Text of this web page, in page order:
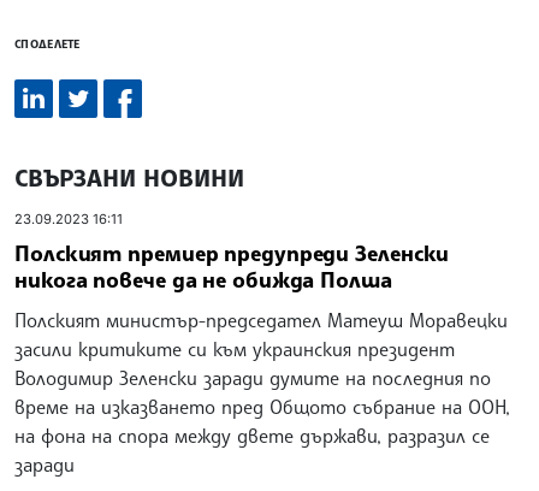
СПОДЕЛЕТЕ
СВЪРЗАНИ НОВИНИ
23.09.2023 16:11
Полският премиер предупреди Зеленски
никога повече да не обижда Полша
Полският министър-председател Матеуш Моравецки
засили критиките си към украинския президент
Володимир Зеленски заради думите на последния по
време на изказването пред Общото събрание на ООН,
на фона на спора между двете държави, разразил се
заради